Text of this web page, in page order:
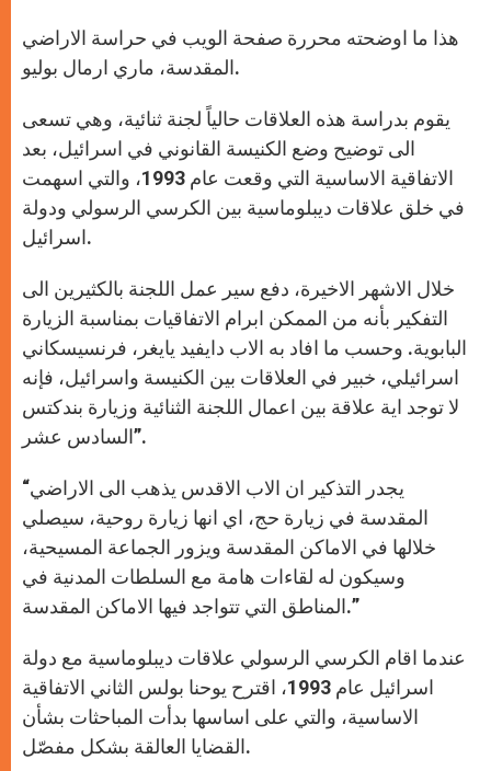
هذا ما اوضحته محررة صفحة الويب في حراسة الاراضي
المقدسة، ماري ارمال بوليو.
يقوم بدراسة هذه العلاقات حالياً لجنة ثنائية، وهي تسعى
الى توضيح وضع الكنيسة القانوني في اسرائيل، بعد
الاتفاقية الاساسية التي وقعت عام 1993، والتي اسهمت
في خلق علاقات ديبلوماسية بين الكرسي الرسولي ودولة
اسرائيل.
خلال الاشهر الاخيرة، دفع سير عمل اللجنة بالكثيرين الى
التفكير بأنه من الممكن ابرام الاتفاقيات بمناسبة الزيارة
البابوية. وحسب ما افاد به الاب دايفيد يايغر، فرنسيسكاني
اسرائيلي، خبير في العلاقات بين الكنيسة واسرائيل، فإنه
لا توجد اية علاقة بين اعمال اللجنة الثنائية وزيارة بندكتس
السادس عشر”.
“يجدر التذكير ان الاب الاقدس يذهب الى الاراضي
المقدسة في زيارة حج، اي انها زيارة روحية، سيصلي
خلالها في الاماكن المقدسة ويزور الجماعة المسيحية،
وسيكون له لقاءات هامة مع السلطات المدنية في
المناطق التي تتواجد فيها الاماكن المقدسة.”
عندما اقام الكرسي الرسولي علاقات ديبلوماسية مع دولة
اسرائيل عام 1993، اقترح يوحنا بولس الثاني الاتفاقية
الاساسية، والتي على اساسها بدأت المباحثات بشأن
القضايا العالقة بشكل مفصّل.